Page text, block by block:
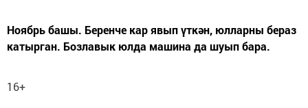
Ноябрь башы. Беренче кар явып үткән, юлларны бераз
катырган. Бозлавык юлда машина да шуып бара.
16+